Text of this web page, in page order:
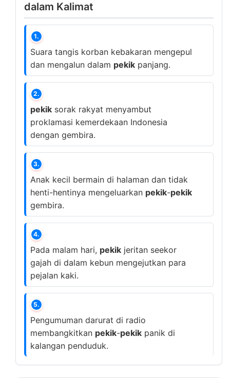
dalam Kalimat
1.
Suara tangis korban kebakaran mengepul
dan mengalun dalam pekik panjang.
2.
pekik sorak rakyat menyambut
proklamasi kemerdekaan Indonesia
dengan gembira.
3.
Anak kecil bermain di halaman dan tidak
henti-hentinya mengeluarkan pekik-pekik
gembira.
4.
Pada malam hari, pekik jeritan seekor
gajah di dalam kebun mengejutkan para
pejalan kaki.
5.
Pengumuman darurat di radio
membangkitkan pekik-pekik panik di
kalangan penduduk.